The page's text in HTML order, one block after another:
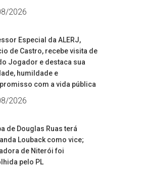
2026
Especial da ALERJ,
de Castro, recebe visita de
Jogador e destaca sua
humildade e
com a vida pública
2026
de Douglas Ruas terá
Louback como vice;
de Niterói foi
pelo PL